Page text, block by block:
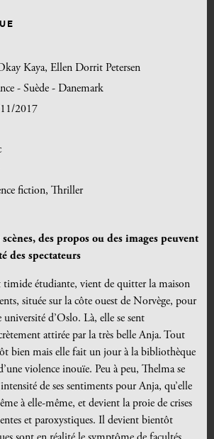
Kaya, Ellen Dorrit Petersen
- Suède - Danemark
2017
fiction, Thriller
des propos ou des images peuvent
des spectateurs
timide étudiante, vient de quitter la maison
située sur la côte ouest de Norvège, pour
d’Oslo. Là, elle se sent
attirée par la très belle Anja. Tout
bien mais elle fait un jour à la bibliothèque
violence inouïe. Peu à peu, Thelma se
de ses sentiments pour Anja, qu’elle
à elle-même, et devient la proie de crises
et paroxystiques. Il devient bientôt